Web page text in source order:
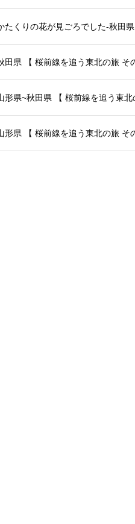
たくりの花が見ごろでした-秋田
田県 【 桜前線を追う東北の旅 そ
形県~秋田県 【 桜前線を追う東
形県 【 桜前線を追う東北の旅 そ